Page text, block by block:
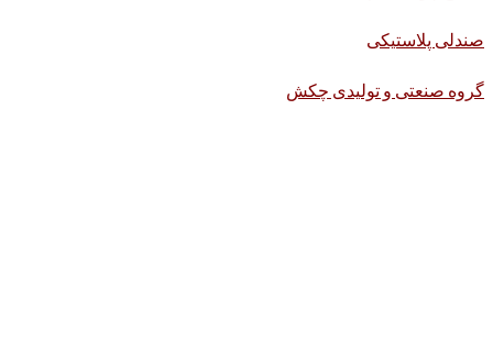
صندلی پلاستیکی
گروه صنعتی و تولیدی چکش